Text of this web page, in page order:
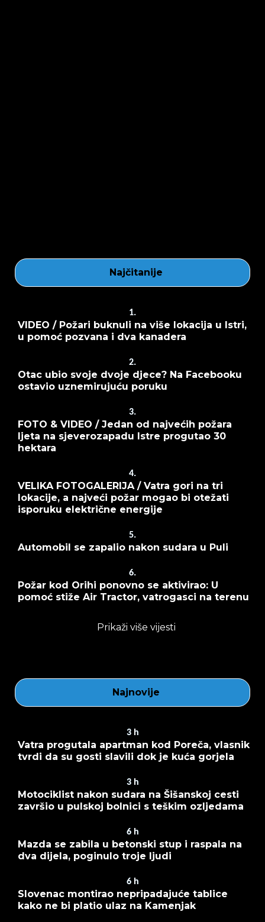
Najčitanije
1.
VIDEO / Požari buknuli na više lokacija u Istri,
u pomoć pozvana i dva kanadera
2.
Otac ubio svoje dvoje djece? Na Facebooku
ostavio uznemirujuću poruku
3.
FOTO & VIDEO / Jedan od najvećih požara
ljeta na sjeverozapadu Istre progutao 30
hektara
4.
VELIKA FOTOGALERIJA / Vatra gori na tri
lokacije, a najveći požar mogao bi otežati
isporuku električne energije
5.
Automobil se zapalio nakon sudara u Puli
6.
Požar kod Orihi ponovno se aktivirao: U
pomoć stiže Air Tractor, vatrogasci na terenu
Prikaži više vijesti
Najnovije
3 h
Vatra progutala apartman kod Poreča, vlasnik
tvrdi da su gosti slavili dok je kuća gorjela
3 h
Motociklist nakon sudara na Šišanskoj cesti
završio u pulskoj bolnici s teškim ozljedama
6 h
Mazda se zabila u betonski stup i raspala na
dva dijela, poginulo troje ljudi
6 h
Slovenac montirao nepripadajuće tablice
kako ne bi platio ulaz na Kamenjak